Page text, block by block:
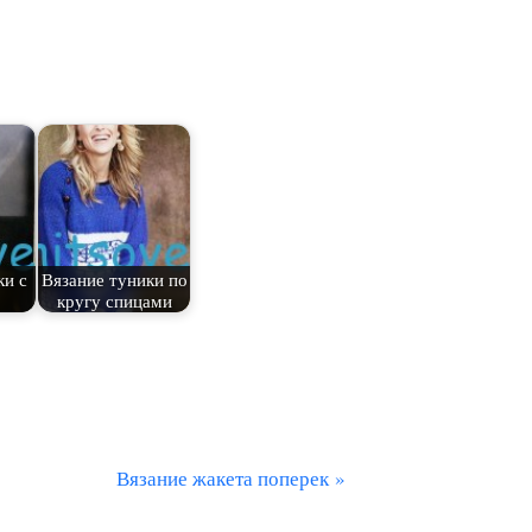
с
Вязание туники по
кругу спицами
С
Вязание жакета поперек